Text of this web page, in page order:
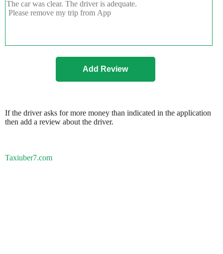
If the driver asks for more money than indicated in the application
then add a review about the driver.
Taxiuber7.com